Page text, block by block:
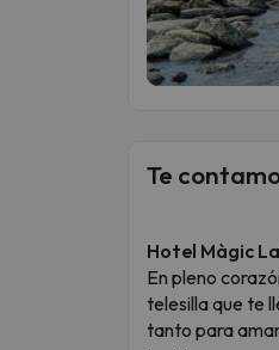
Te
Hotel Màgic
En pleno
telesilla que te
tanto para